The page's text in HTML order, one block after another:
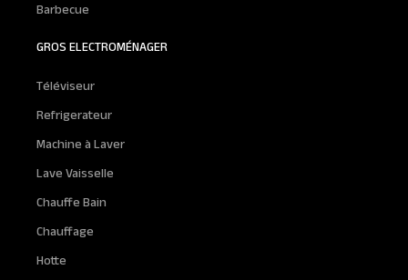
Barbecue
GROS ELECTROMÉNAGER
Téléviseur
Refrigerateur
Machine à Laver
Lave Vaisselle
Chauffe Bain
Chauffage
Hotte